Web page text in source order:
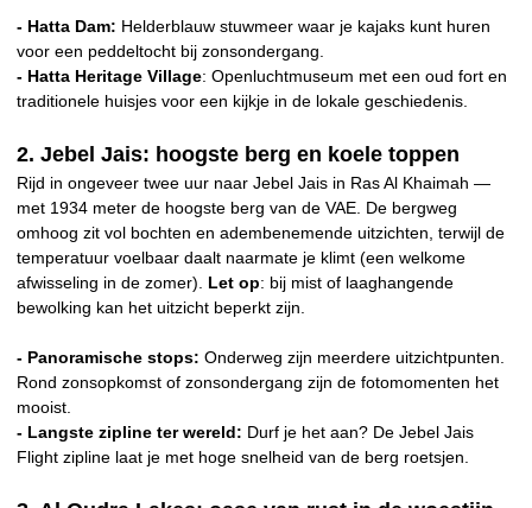
- Hatta Dam: Helderblauw stuwmeer waar je kajaks kunt huren
voor een peddeltocht bij zonsondergang.
- Hatta Heritage Village: Openluchtmuseum met een oud fort en
traditionele huisjes voor een kijkje in de lokale geschiedenis.
2. Jebel Jais: hoogste berg en koele toppen
Rijd in ongeveer twee uur naar Jebel Jais in Ras Al Khaimah —
met 1934 meter de hoogste berg van de VAE. De bergweg
omhoog zit vol bochten en adembenemende uitzichten, terwijl de
temperatuur voelbaar daalt naarmate je klimt (een welkome
afwisseling in de zomer). Let op: bij mist of laaghangende
bewolking kan het uitzicht beperkt zijn.
- Panoramische stops: Onderweg zijn meerdere uitzichtpunten.
Rond zonsopkomst of zonsondergang zijn de fotomomenten het
mooist.
- Langste zipline ter wereld: Durf je het aan? De Jebel Jais
Flight zipline laat je met hoge snelheid van de berg roetsjen.